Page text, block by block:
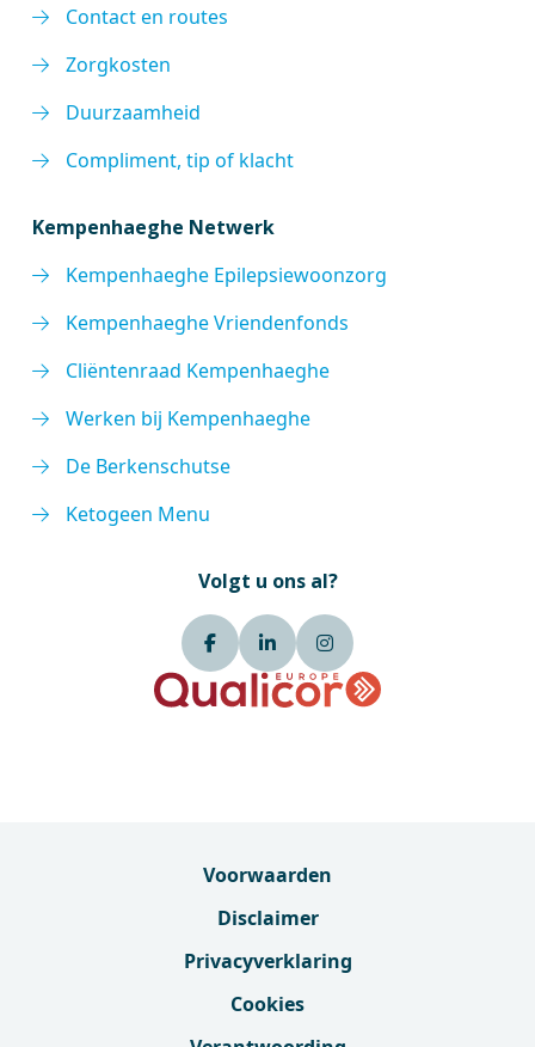
Contact en routes
Zorgkosten
Duurzaamheid
Compliment, tip of klacht
Kempenhaeghe Netwerk
Kempenhaeghe Epilepsiewoonzorg
Kempenhaeghe Vriendenfonds
Cliëntenraad Kempenhaeghe
Werken bij Kempenhaeghe
De Berkenschutse
Ketogeen Menu
Volgt u ons al?
Voorwaarden
Disclaimer
Privacyverklaring
Cookies